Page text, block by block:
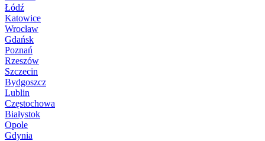
Łódź
Katowice
Wrocław
Gdańsk
Poznań
Rzeszów
Szczecin
Bydgoszcz
Lublin
Częstochowa
Białystok
Opole
Gdynia